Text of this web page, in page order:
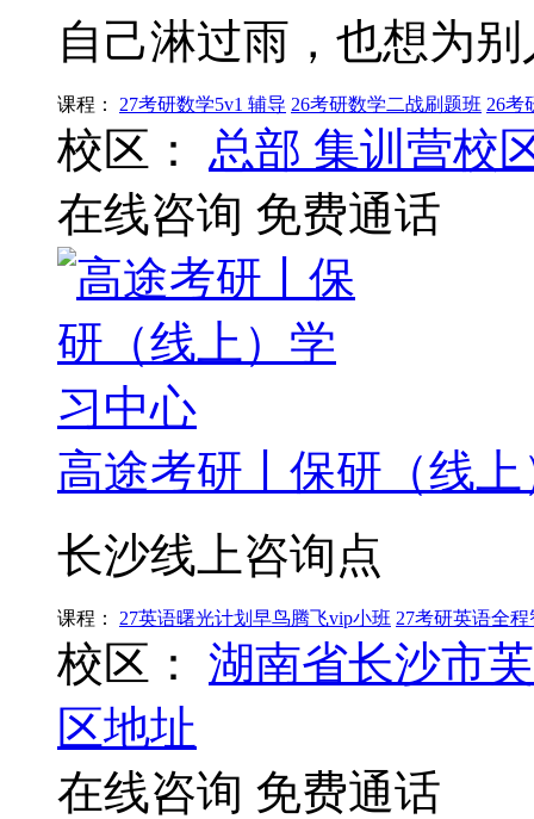
自己淋过雨，也想为
课程： 27考研数学5v1 辅导 26考研数学二战刷题班 26考
校区： 总部 集训营校
在线咨询 免费通话
高途考研丨保研（线
长沙线上咨询点
课程： 27英语曙光计划早鸟腾飞vip小班 27考研英语全
校区：
湖南省长沙市
区地址
在线咨询 免费通话